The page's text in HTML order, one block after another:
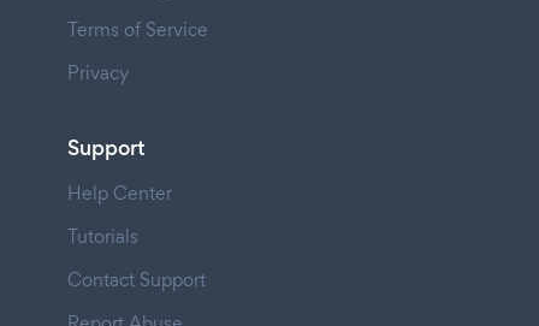
Terms of Service
Privacy
Support
Help Center
Tutorials
Contact Support